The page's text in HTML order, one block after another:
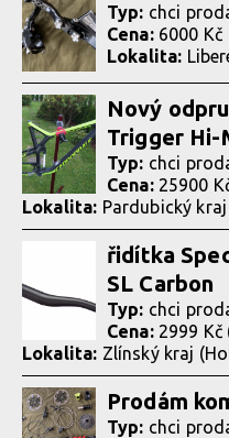
Typ: chci
Cena: 6000 Kč
Lokalita:
Nový
Trigger Hi-
Typ: chci
Cena: 25900
Lokalita: Pardubický
řidítka
SL Carbon
Typ: chci
Cena: 2999 Kč
Lokalita: Zlínský kraj
Prodám
Typ: chci